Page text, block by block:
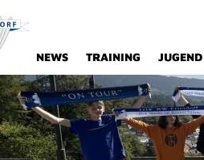
NEWS TRAINING JUGEND